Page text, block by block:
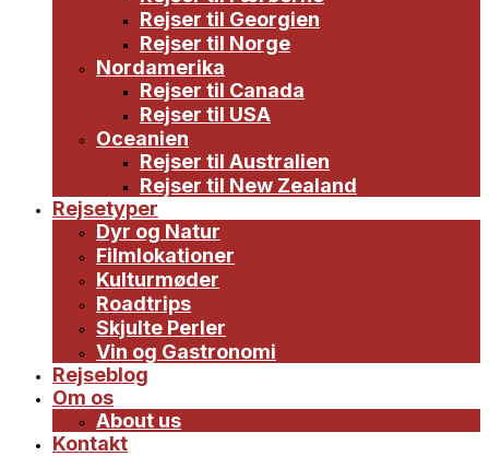
Rejser til Georgien
Rejser til Norge
Nordamerika
Rejser til Canada
Rejser til USA
Oceanien
Rejser til Australien
Rejser til New Zealand
Rejsetyper
Dyr og Natur
Filmlokationer
Kulturmøder
Roadtrips
Skjulte Perler
Vin og Gastronomi
Rejseblog
Om os
About us
Kontakt